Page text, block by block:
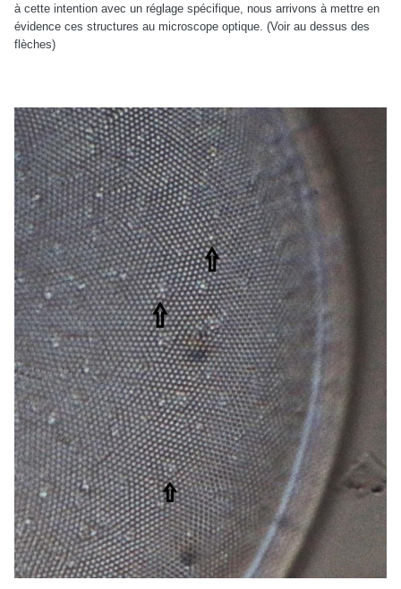
à cette intention avec un réglage spécifique, nous arrivons à mettre en
évidence ces structures au microscope optique. (Voir au dessus des
flèches)